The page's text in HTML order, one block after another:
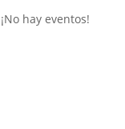
¡No hay eventos!